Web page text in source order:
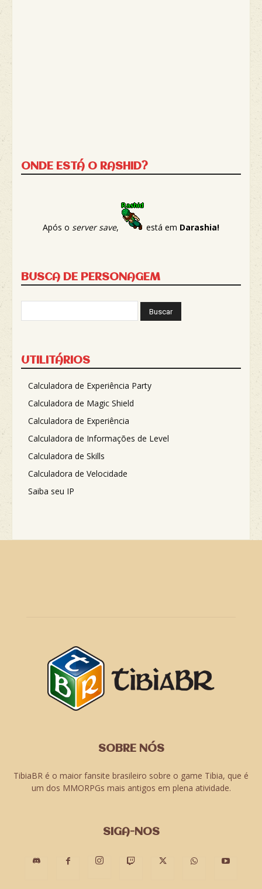
ONDE ESTÁ O RASHID?
Após o server save, está em Darashia!
BUSCA DE PERSONAGEM
UTILITÁRIOS
Calculadora de Experiência Party
Calculadora de Magic Shield
Calculadora de Experiência
Calculadora de Informações de Level
Calculadora de Skills
Calculadora de Velocidade
Saiba seu IP
SOBRE NÓS
TibiaBR é o maior fansite brasileiro sobre o game Tibia, que é
um dos MMORPGs mais antigos em plena atividade.
SIGA-NOS